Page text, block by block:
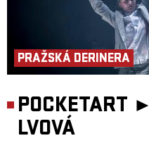
PRAŽSKÁ DERINERA
POCKETART ►
LVOVÁ